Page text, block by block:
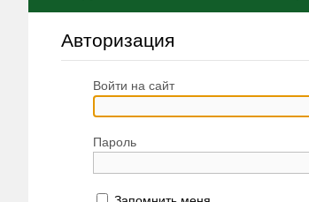
Авторизация
Войти на сайт
Пароль